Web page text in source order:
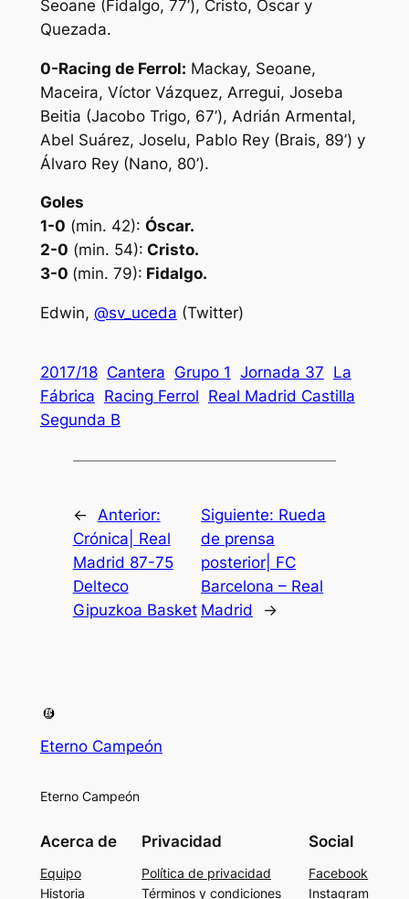
Seoane (Fidalgo, 77’), Cristo, Óscar y
Quezada.
0-Racing de Ferrol: Mackay, Seoane,
Maceira, Víctor Vázquez, Arregui, Joseba
Beitia (Jacobo Trigo, 67’), Adrián Armental,
Abel Suárez, Joselu, Pablo Rey (Brais, 89’) y
Álvaro Rey (Nano, 80’).
Goles
1-0 (min. 42): Óscar.
2-0 (min. 54): Cristo.
3-0 (min. 79): Fidalgo.
Edwin, @sv_uceda (Twitter)
2017/18 Cantera Grupo 1 Jornada 37 La
Fábrica Racing Ferrol Real Madrid Castilla
Segunda B
← Anterior:
Crónica| Real
Madrid 87-75
Delteco
Gipuzkoa Basket
Siguiente: Rueda
de prensa
posterior| FC
Barcelona – Real
Madrid
→
Eterno Campeón
Eterno Campeón
Acerca de
Equipo
Historia
Privacidad
Política de privacidad
Términos y condiciones
Social
Facebook
Instagram